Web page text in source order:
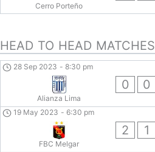
Cerro Porteño
HEAD TO HEAD MATCHES
28 Sep 2023 - 8:30 pm
Alianza Lima
0 0
19 May 2023 - 6:30 pm
FBC Melgar
2 1